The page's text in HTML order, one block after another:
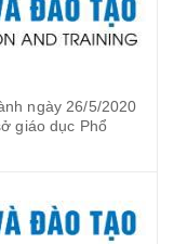
ngày 26/5/2020
giáo dục Phổ